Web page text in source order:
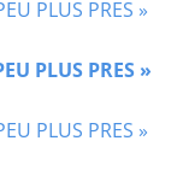
PLUS PRES »